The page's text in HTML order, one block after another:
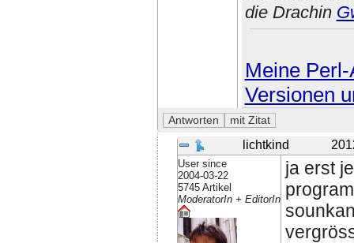
die Drachin
Meine
Versionen
lichtkind
User since
2004-03-22
5745 Artikel
ModeratorIn + EditorIn
ja erst